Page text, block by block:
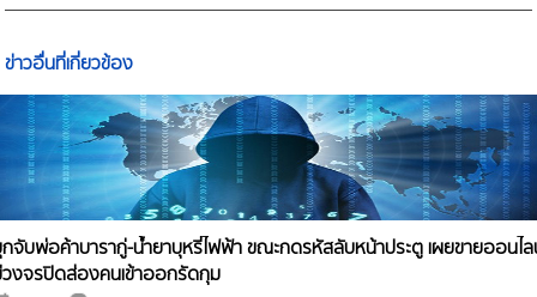
ข่าวอื่นที่เกี่ยวข้อง
จับพ่อค้าบารากู่-น้ำยาบุหรี่ไฟฟ้า ขณะกดรหัสลับหน้าประตู เผยขายออนไ
งจรปิดส่องคนเข้าออกรัดกุม